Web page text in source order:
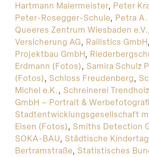
Hartmann Malermeister, Peter
Peter-Rosegger-Schule, Petra
Queeres Zentrum Wiesbaden e.V.,
Versicherung AG, Railistics GmbH,
Projektbau GmbH,
Erdmann (Fotos), Samira Schulz
(Fotos), Schloss Freudenberg,
Michel e.K., Schreinerei Trendholz
GmbH – Portrait &
Stadtentwicklungsgesellschaft
Eisen (Fotos), Smiths Detection
SOKA-BAU, Städtische
Bertramstraße, Statistisches